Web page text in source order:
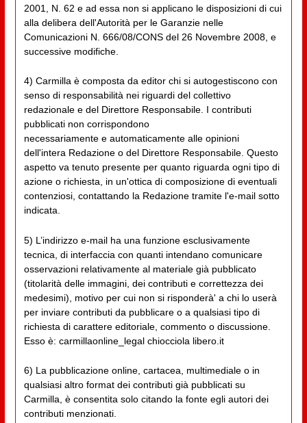
2001, N. 62 e ad essa non si applicano le disposizioni di cui
alla delibera dell'Autorità per le Garanzie nelle
Comunicazioni N. 666/08/CONS del 26 Novembre 2008, e
successive modifiche.
4) Carmilla è composta da editor chi si autogestiscono con
senso di responsabilità nei riguardi del collettivo
redazionale e del Direttore Responsabile. I contributi
pubblicati non corrispondono
necessariamente e automaticamente alle opinioni
dell'intera Redazione o del Direttore Responsabile. Questo
aspetto va tenuto presente per quanto riguarda ogni tipo di
azione o richiesta, in un'ottica di composizione di eventuali
contenziosi, contattando la Redazione tramite l'e-mail sotto
indicata.
5) L’indirizzo e-mail ha una funzione esclusivamente
tecnica, di interfaccia con quanti intendano comunicare
osservazioni relativamente al materiale già pubblicato
(titolarità delle immagini, dei contributi e correttezza dei
medesimi), motivo per cui non si risponderà' a chi lo userà
per inviare contributi da pubblicare o a qualsiasi tipo di
richiesta di carattere editoriale, commento o discussione.
Esso è: carmillaonline_legal chiocciola libero.it
6) La pubblicazione online, cartacea, multimediale o in
qualsiasi altro format dei contributi già pubblicati su
Carmilla, è consentita solo citando la fonte egli autori dei
contributi menzionati.